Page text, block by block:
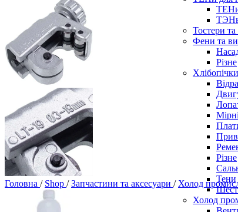
ТЕНи
Тостери
Фени та
Різне
Хлібопічки
Відра
Різне
Тени
Холод
Головна / Shop / Запчастини та аксесуари / Холод